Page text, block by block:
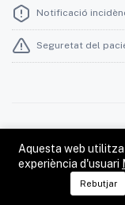
Notificació
Seguretat del
Font de les imatges:
Infermeres (Ariadna
Aquesta web
experiència d'usuari
Rebutjar